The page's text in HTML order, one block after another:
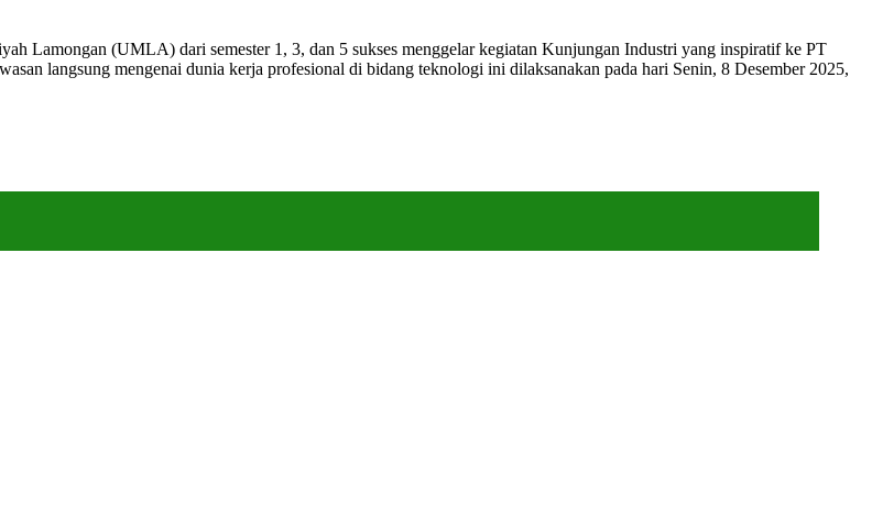
Lamongan (UMLA) dari semester 1, 3, dan 5 sukses menggelar kegiatan Kunjungan Industri yang inspiratif ke PT
langsung mengenai dunia kerja profesional di bidang teknologi ini dilaksanakan pada hari Senin, 8 Desember 2025,